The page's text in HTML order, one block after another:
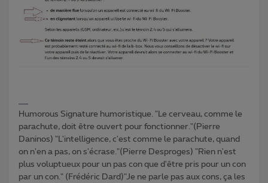
Humorous Signature humoristique. "Le cerveau, comme le
parachute, doit être ouvert pour fonctionner."(Pierre
Daninos) "L'intelligence, c'est comme le parachute, quand
on n'en a pas, on s'écrase."(Pierre Desproges) "Rien n'est
plus voluptueux pour un pas con que d'être pris pour un con
par un con." (Frédéric Dard)"Je ne parle pas aux cons, ça les